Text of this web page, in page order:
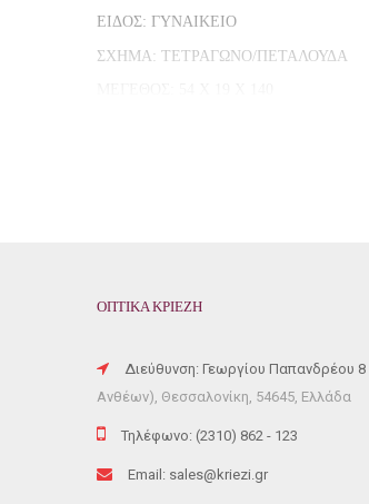
ΕΙΔΟΣ: ΓΥΝΑΙΚΕΙΟ
ΣΧΗΜΑ: ΤΕΤΡΑΓΩΝΟ/ΠΕΤΑΛΟΥΔΑ
FRAME MATERIAL: HORN-RIMMED
SHAPE: SQUARE/BUTTERFLY
SIZE: 54 X 19 X 140
ΟΠΤΙΚΑ ΚΡΙΕΖΗ
Διεύθυνση: Γεωργίου Παπανδρέου 8
Ανθέων), Θεσσαλονίκη, 54645, Ελλάδα
Τηλέφωνο: (2310) 862 - 123
Email: sales@kriezi.gr